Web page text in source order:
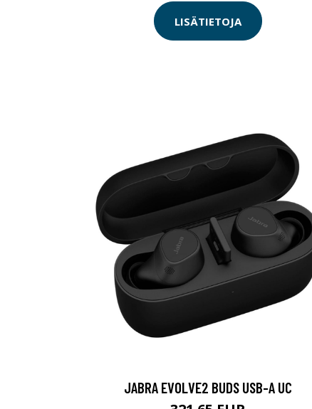
LISÄTIETOJA
JABRA EVOLVE2 BUDS USB-A UC